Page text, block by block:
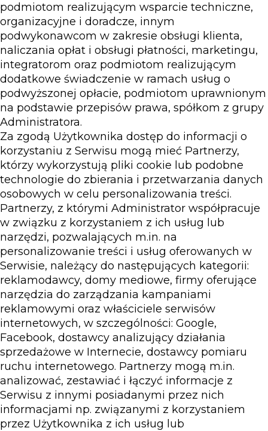
podmiotom realizującym wsparcie techniczne,
organizacyjne i doradcze, innym
podwykonawcom w zakresie obsługi klienta,
naliczania opłat i obsługi płatności, marketingu,
integratorom oraz podmiotom realizującym
dodatkowe świadczenie w ramach usług o
podwyższonej opłacie, podmiotom uprawnionym
na podstawie przepisów prawa, spółkom z grupy
Administratora.
Za zgodą Użytkownika dostęp do informacji o
korzystaniu z Serwisu mogą mieć Partnerzy,
którzy wykorzystują pliki cookie lub podobne
technologie do zbierania i przetwarzania danych
osobowych w celu personalizowania treści.
Partnerzy, z którymi Administrator współpracuje
w związku z korzystaniem z ich usług lub
narzędzi, pozwalających m.in. na
personalizowanie treści i usług oferowanych w
Serwisie, należący do następujących kategorii:
reklamodawcy, domy mediowe, firmy oferujące
narzędzia do zarządzania kampaniami
reklamowymi oraz właściciele serwisów
internetowych, w szczególności: Google,
Facebook, dostawcy analizujący działania
sprzedażowe w Internecie, dostawcy pomiaru
ruchu internetowego. Partnerzy mogą m.in.
analizować, zestawiać i łączyć informacje z
Serwisu z innymi posiadanymi przez nich
informacjami np. związanymi z korzystaniem
przez Użytkownika z ich usług lub